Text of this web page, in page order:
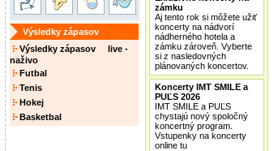
Výsledky zápasov
Výsledky zápasov live -
naživo
Futbal
Tenis
Hokej
Basketbal
zámku
Aj tento rok si môžete užiť
koncerty na nádvorí
nádherného hotela a
zámku zároveň. Vyberte
si z nasledovných
plánovaných koncertov.
Koncerty IMT SMILE a
PUĽS 2026
IMT SMILE a PUĽS
chystajú nový spoločný
koncertný program.
Vstupenky na koncerty
online tu